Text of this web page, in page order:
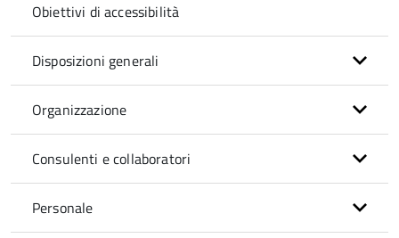
Obiettivi di accessibilità
Disposizioni generali
Organizzazione
Consulenti e collaboratori
Personale